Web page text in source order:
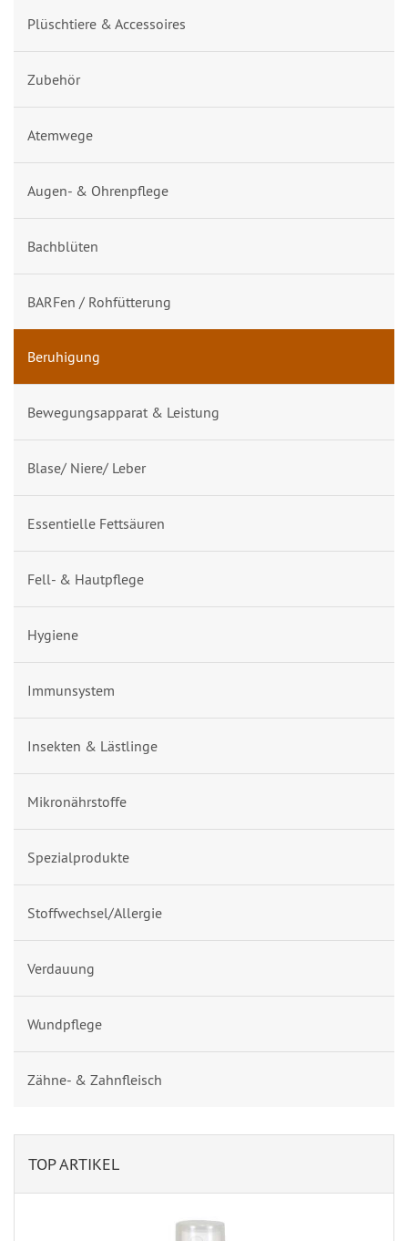
Plüschtiere & Accessoires
Zubehör
Atemwege
Augen- & Ohrenpflege
Bachblüten
BARFen / Rohfütterung
Beruhigung
Bewegungsapparat & Leistung
Blase/ Niere/ Leber
Essentielle Fettsäuren
Fell- & Hautpflege
Hygiene
Immunsystem
Insekten & Lästlinge
Mikronährstoffe
Spezialprodukte
Stoffwechsel/Allergie
Verdauung
Wundpflege
Zähne- & Zahnfleisch
TOP ARTIKEL